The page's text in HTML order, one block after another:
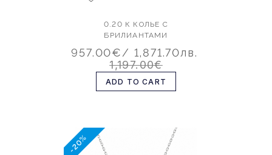
0.20 К КОЛЬЕ С
БРИЛИАНТАМИ
957.00€/ 1,871.70лв.
1,197.00€
ADD TO CART
-20%